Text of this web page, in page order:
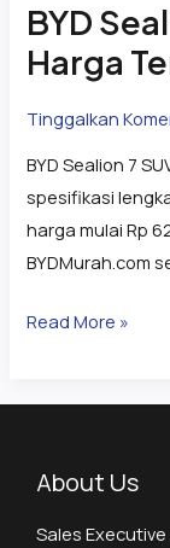
BYD
Harga
Tinggalkan
BYD Sealion 7
spesifikasi
harga mulai Rp
BYDMurah.com
Read More »
About Us
Sales